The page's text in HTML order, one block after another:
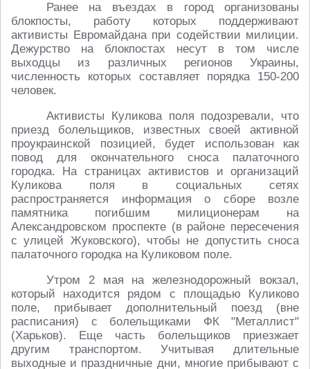
Ранее на въездах в город организованы
блокпосты, работу которых поддерживают
активисты Евромайдана при содействии милиции.
Дежурство на блокпостах несут в том числе
выходцы из различных регионов Украины,
численность которых составляет порядка 150-200
человек.
Активисты Куликова поля подозревали, что
приезд болельщиков, известных своей активной
проукраинской позицией, будет использован как
повод для окончательного сноса палаточного
городка. На страницах активистов и организаций
Куликова поля в социальных сетях
распространяется информация о сборе возле
памятника погибшим милиционерам на
Александровском проспекте (в районе пересечения
с улицей Жуковского), чтобы не допустить сноса
палаточного городка на Куликовом поле.
Утром 2 мая на железнодорожный вокзал,
который находится рядом с площадью Куликово
поле, прибывает дополнительный поезд (вне
расписания) с болельщиками ФК "Металлист"
(Харьков). Еще часть болельщиков приезжает
другим транспортом. Учитывая длительные
выходные и праздничные дни, многие прибывают с